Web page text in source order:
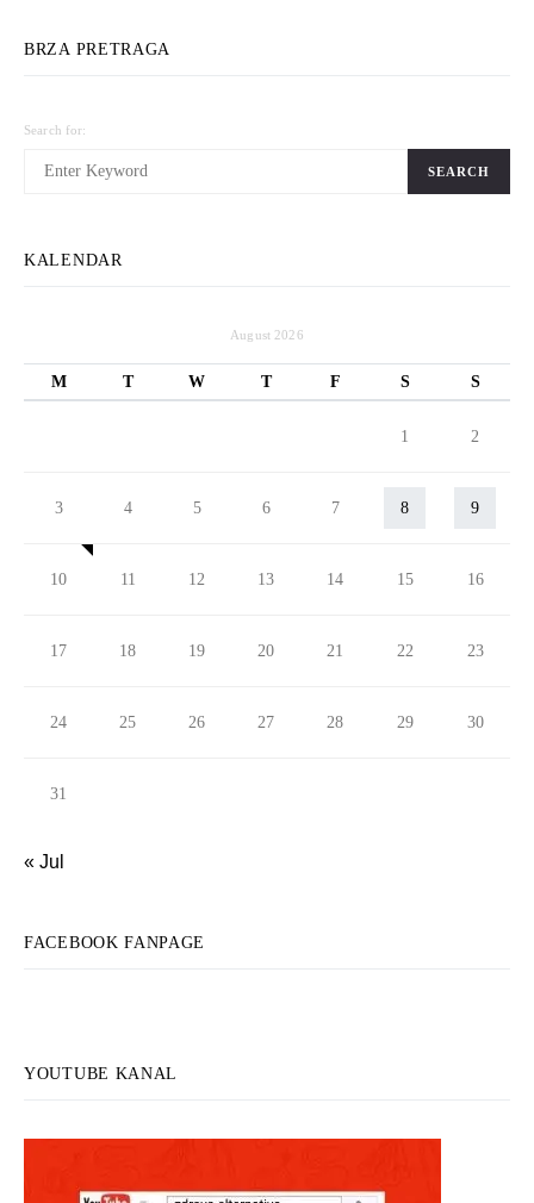
BRZA PRETRAGA
Search for:
SEARCH
KALENDAR
August 2026
M T W T F S S
1 2
3 4 5 6 7 8 9
10 11 12 13 14 15 16
17 18 19 20 21 22 23
24 25 26 27 28 29 30
31
« Jul
FACEBOOK FANPAGE
YOUTUBE KANAL